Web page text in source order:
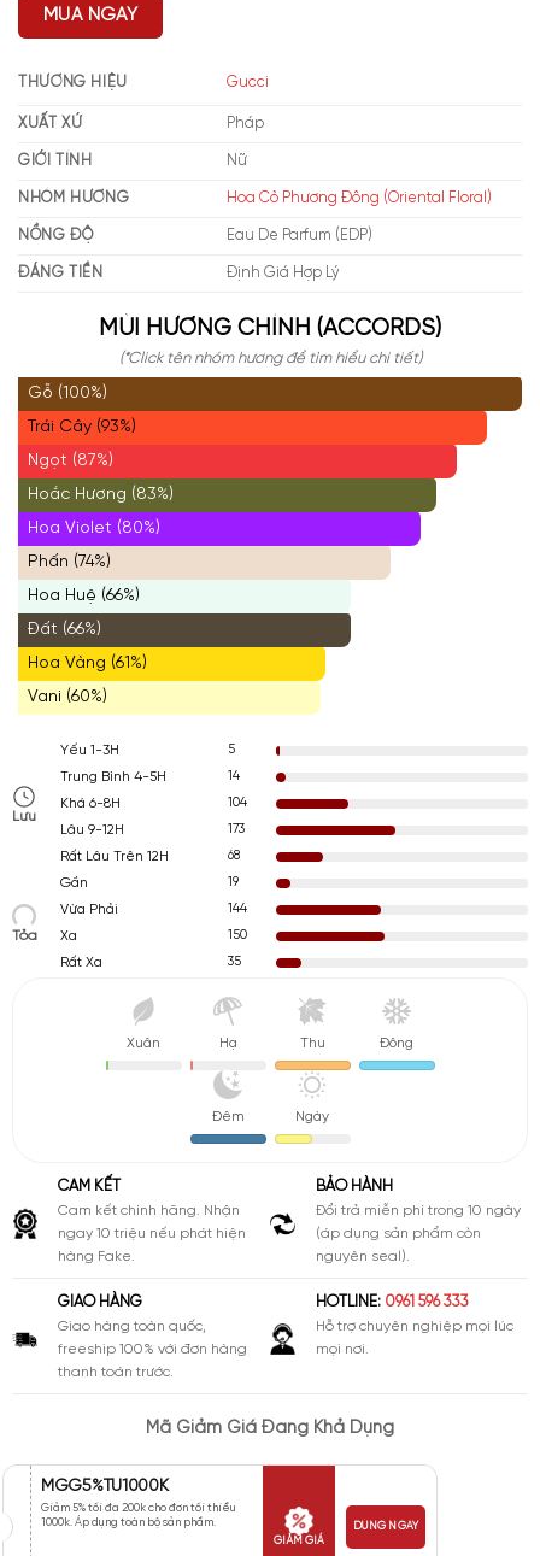
MUA NGAY
THƯƠNG HIỆU Gucci
XUẤT XỨ Pháp
GIỚI TÍNH Nữ
NHÓM HƯƠNG Hoa Cỏ Phương Đông (Oriental Floral)
NỒNG ĐỘ Eau De Parfum (EDP)
ĐÁNG TIỀN Định Giá Hợp Lý
MÙI HƯƠNG CHÍNH (ACCORDS)
(*Click tên nhóm hương để tìm hiểu chi tiết)
Gỗ (100%)
Trái Cây (93%)
Ngọt (87%)
Hoắc Hương (83%)
Hoa Violet (80%)
Phấn (74%)
Hoa Huệ (66%)
Đất (66%)
Hoa Vàng (61%)
Vani (60%)
Lưu
Yếu 1-3H
5
Trung Bình 4-5H
14
Khá 6-8H
104
Lâu 9-12H
173
Rất Lâu Trên 12H
68
Tỏa
Gần
19
Vừa Phải
144
Xa
150
Rất Xa
35
Xuân Hạ Thu Đông
Đêm Ngày
CAM KẾT
Cam kết chính hãng. Nhận
ngay 10 triệu nếu phát hiện
hàng Fake.
BẢO HÀNH
Đổi trả miễn phí trong 10 ngày
(áp dụng sản phẩm còn
nguyên seal).
GIAO HÀNG
Giao hàng toàn quốc,
freeship 100% với đơn hàng
thanh toán trước.
HOTLINE: 0961 596 333
Hỗ trợ chuyên nghiệp mọi lúc
mọi nơi.
Mã Giảm Giá Đang Khả Dụng
MGG5%TU1000K
Giảm 5% tối đa 200k cho đơn tối thiểu
1000k. Áp dụng toàn bộ sản phẩm.
GIẢM GIÁ
DÙNG NGAY